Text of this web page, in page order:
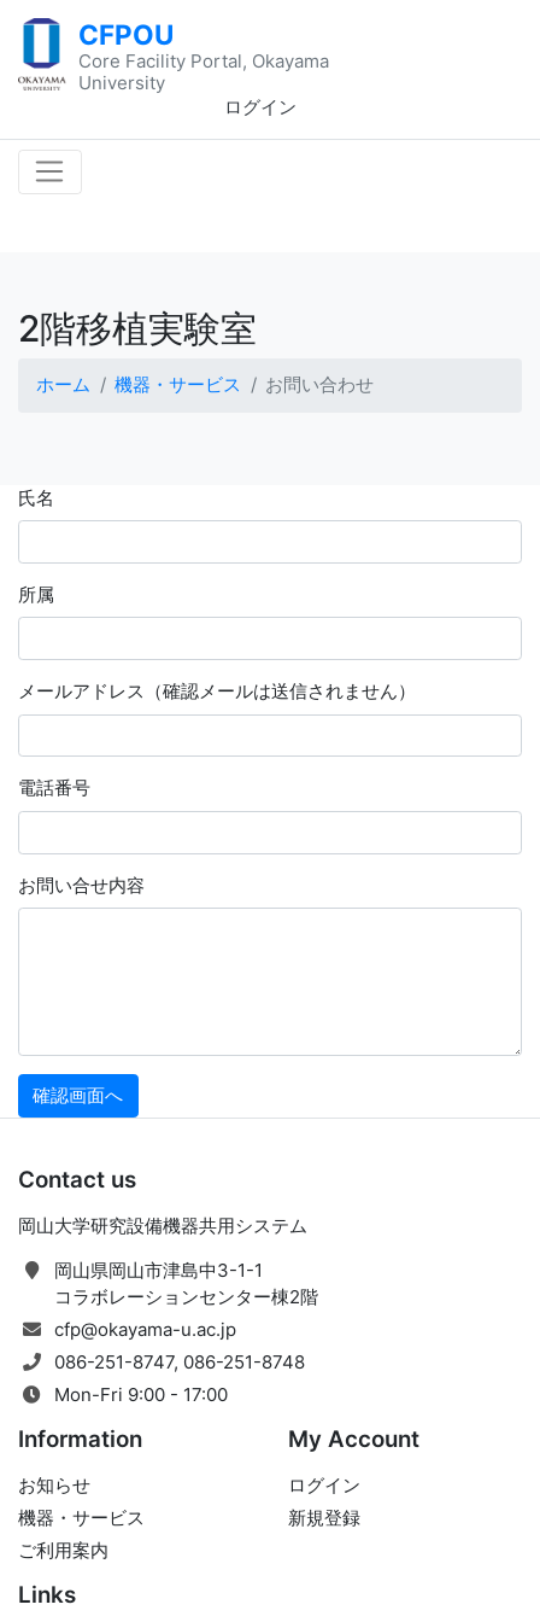
CFPOU
Core Facility Portal, Okayama
University
ログイン
2階移植実験室
ホーム 機器・サービス お問い合わせ
氏名
所属
メールアドレス（確認メールは送信されません）
電話番号
お問い合せ内容
Contact us
岡山大学研究設備機器共用システム
岡山県岡山市津島中3-1-1
コラボレーションセンター棟2階
cfp@okayama-u.ac.jp
086-251-8747, 086-251-8748
Mon-Fri 9:00 - 17:00
Information
お知らせ
機器・サービス
ご利用案内
Links
My Account
ログイン
新規登録